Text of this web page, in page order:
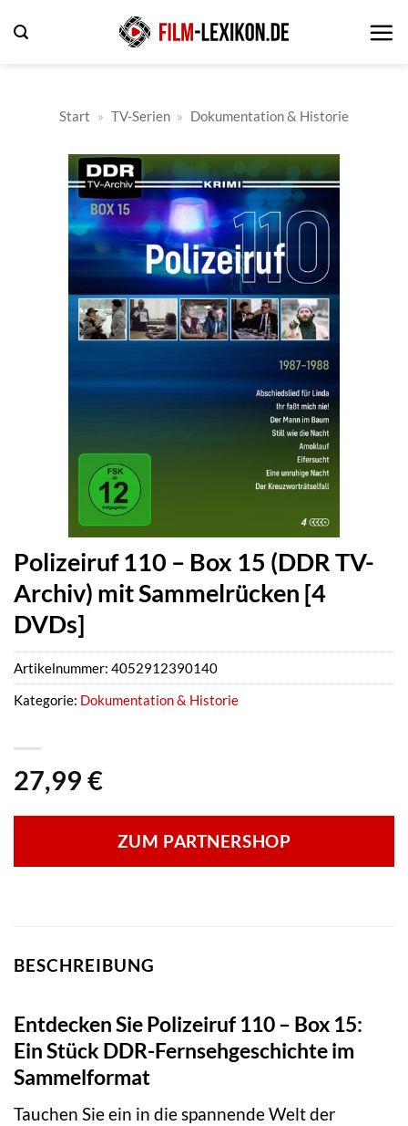
Inhalt
Start » TV-Serien » Dokumentation & Historie
Polizeiruf 110 – Box 15 (DDR TV-
Archiv) mit Sammelrücken [4
DVDs]
27,99 €
ZUM PARTNERSHOP
Artikelnummer: 4052912390140
Kategorie: Dokumentation & Historie
BESCHREIBUNG
Entdecken Sie Polizeiruf 110 – Box 15:
Ein Stück DDR-Fernsehgeschichte im
Sammelformat
Tauchen Sie ein in die spannende Welt der